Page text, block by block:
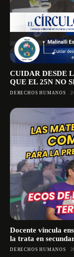
CUIDAR DESDE
QUE EL 25N NO
DERECHOS HUMANOS
Docente vincula
la trata en
DERECHOS HUMANOS